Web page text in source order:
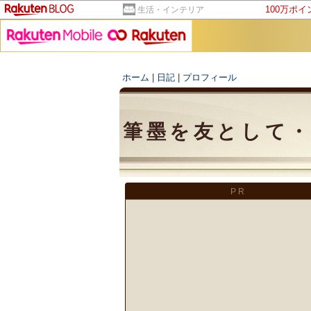
生活・インテリア 100万ポイ
ホーム
日記 プロフィール
筆墨を友として
PR